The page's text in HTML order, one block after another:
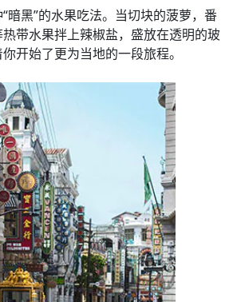
暗黑”的水果吃法。当切块的菠萝，番
带水果拌上辣椒盐，盛放在透明的玻
开始了更为当地的一段旅程。